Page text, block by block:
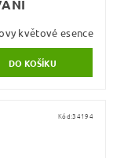
květové esence
Kód:34194